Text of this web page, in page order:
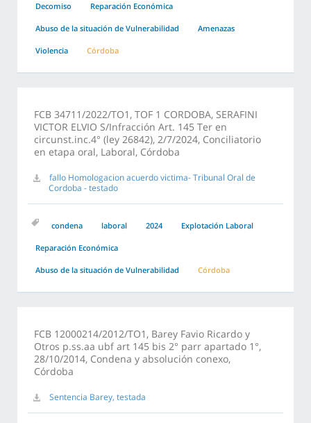
Decomiso Reparación Económica
Abuso de la situación de Vulnerabilidad Amenazas
Violencia Córdoba
FCB 34711/2022/TO1, TOF 1 CORDOBA, SERAFINI
VICTOR ELVIO S/Infracción Art. 145 Ter en
circunst.inc.4° (ley 26842), 2/7/2024, Conciliatorio
en etapa oral, Laboral, Córdoba
fallo Homologacion acuerdo victima- Tribunal Oral de
Cordoba - testado
condena laboral 2024 Explotación Laboral
Reparación Económica
Abuso de la situación de Vulnerabilidad Córdoba
FCB 12000214/2012/TO1, Barey Favio Ricardo y
Otros p.ss.aa ubf art 145 bis 2° parr apartado 1°,
28/10/2014, Condena y absolución conexo,
Córdoba
Sentencia Barey, testada